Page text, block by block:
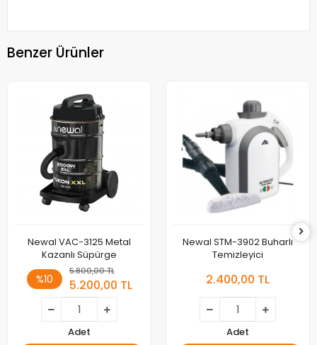
Benzer Ürünler
Newal VAC-3125 Metal
Kazanlı Süpürge
%10
5.800,00 TL
5.200,00 TL
Adet
Newal STM-3902 Buharlı
Temizleyici
2.400,00 TL
Adet